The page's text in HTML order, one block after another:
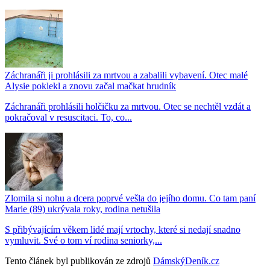
Záchranáři ji prohlásili za mrtvou a zabalili vybavení. Otec malé
Alysie poklekl a znovu začal mačkat hrudník
Záchranáři prohlásili holčičku za mrtvou. Otec se nechtěl vzdát a
pokračoval v resuscitaci. To, co...
Zlomila si nohu a dcera poprvé vešla do jejího domu. Co tam paní
Marie (89) ukrývala roky, rodina netušila
S přibývajícím věkem lidé mají vrtochy, které si nedají snadno
vymluvit. Své o tom ví rodina seniorky,...
Tento článek byl publikován ze zdrojů DámskýDeník.cz